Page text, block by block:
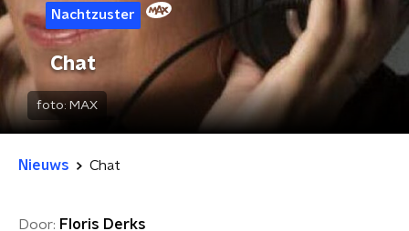
Nachtzuster
Chat
foto: MAX
Nieuws Chat
Door: Floris Derks